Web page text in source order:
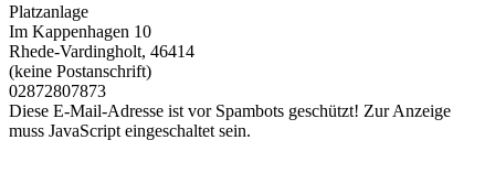
Platzanlage
Im Kappenhagen 10
Rhede-Vardingholt, 46414
(keine Postanschrift)
02872807873
Diese E-Mail-Adresse ist vor Spambots geschützt! Zur Anzeige
muss JavaScript eingeschaltet sein.